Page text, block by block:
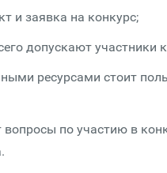
и заявка на конкурс;
допускают участники
ресурсами стоит
по участию в